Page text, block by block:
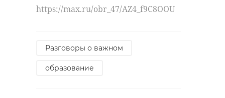
https://max.ru/obr_47/AZ4_f9C8OOU
Разговоры о важном
образование
Медики
поликлиники
Кудрово и